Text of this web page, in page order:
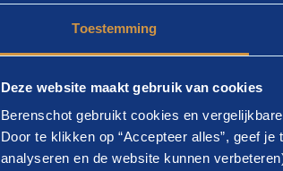
Toestemming
Deze website maakt gebruik van cookies
Berenschot gebruikt cookies en
Door te klikken op “Accepteer alles”, geef
analyseren en de website kunnen